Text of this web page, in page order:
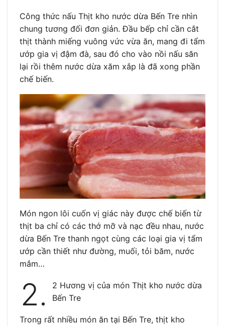
Công thức nấu Thịt kho nước dừa Bến Tre nhìn
chung tương đối đơn giản. Đầu bếp chỉ cần cắt
thịt thành miếng vuông vức vừa ăn, mang đi tẩm
ướp gia vị đậm đà, sau đó cho vào nồi nấu săn
lại rồi thêm nước dừa xăm xắp là đã xong phần
chế biến.
Món ngon lôi cuốn vị giác này được chế biến từ
thịt ba chỉ có các thớ mỡ và nạc đều nhau, nước
dừa Bến Tre thanh ngọt cùng các loại gia vị tẩm
ướp cần thiết như đường, muối, tỏi băm, nước
mắm…
2.
2 Hương vị của món Thịt kho nước dừa
Bến Tre
Trong rất nhiều món ăn tại Bến Tre, thịt kho